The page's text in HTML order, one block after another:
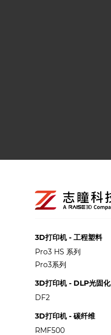
3D打印机 - 工程塑料
Pro3 HS 系列
Pro3系列
3D打印机 - DLP光固化
DF2
3D打印机 - 碳纤维
RMF500